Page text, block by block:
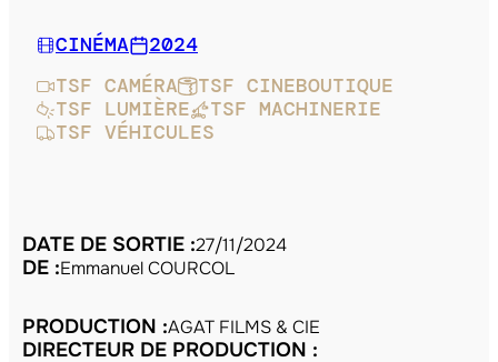
CINÉMA
2024
TSF CAMÉRA
TSF CINEBOUTIQUE
TSF LUMIÈRE
TSF MACHINERIE
TSF VÉHICULES
DATE DE SORTIE :27/11/2024
DE :Emmanuel COURCOL
PRODUCTION :AGAT FILMS & CIE
DIRECTEUR DE PRODUCTION :